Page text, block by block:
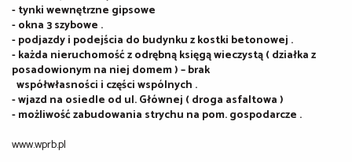
- tynki wewnętrzne gipsowe
- okna 3 szybowe .
- podjazdy i podejścia do budynku z kostki betonowej .
- każda nieruchomość z odrębną księgą wieczystą ( działka z
posadowionym na niej domem ) – brak
współwłasności i części wspólnych .
- wjazd na osiedle od ul. Głównej ( droga asfaltowa )
- możliwość zabudowania strychu na pom. gospodarcze .
www.wprb.pl